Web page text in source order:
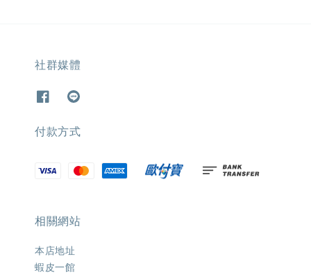
社群媒體
付款方式
相關網站
本店地址
蝦皮一館